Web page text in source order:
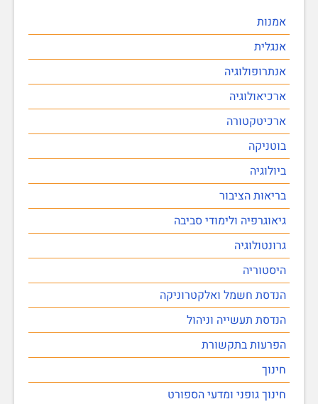
אמנות
אנגלית
אנתרופולוגיה
ארכיאולוגיה
ארכיטקטורה
בוטניקה
ביולוגיה
בריאות הציבור
גיאוגרפיה ולימודי סביבה
גרונטולוגיה
היסטוריה
הנדסת חשמל ואלקטרוניקה
הנדסת תעשייה וניהול
הפרעות בתקשורת
חינוך
חינוך גופני ומדעי הספורט